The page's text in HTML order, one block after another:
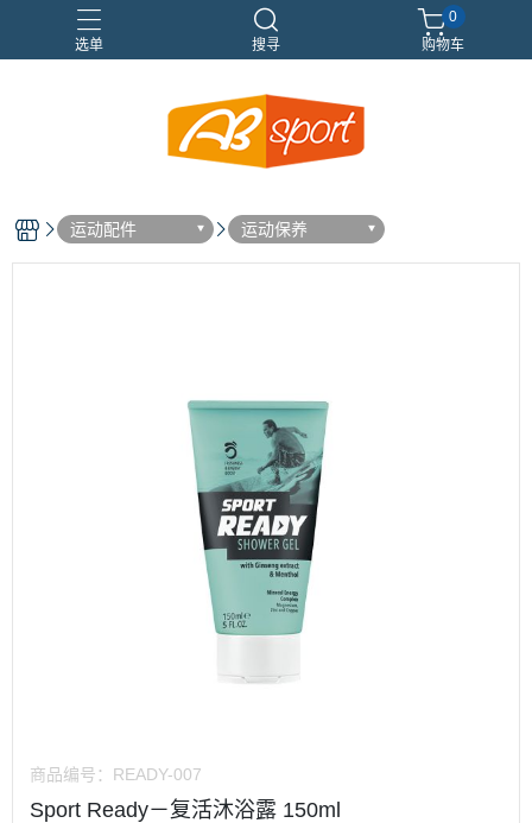
选单 搜寻
健身空間規劃 重訓
0
购物车
运动配件 运动保养
商品编号： READY-007
Sport Ready－复活沐浴露 150ml